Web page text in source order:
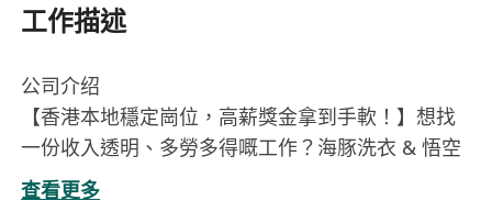
工作描述
公司介绍​
【香港本地穩定崗位，高薪獎金拿到手軟！】想找
一份收入透明、多勞多得嘅工作？海豚洗衣 & 悟空
開門自提點誠聘店員，誠邀你一齊共創佳績​
海豚洗衣作為香港最大連鎖洗衣品牌之一，門店遍
查看更多